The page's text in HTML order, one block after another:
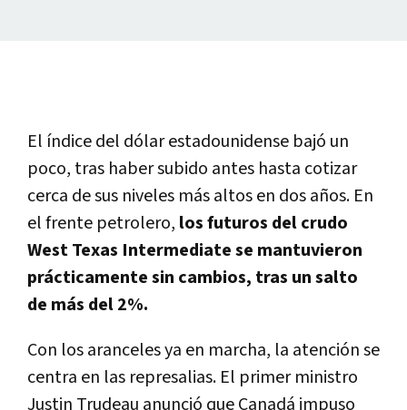
El índice del dólar estadounidense bajó un
poco, tras haber subido antes hasta cotizar
cerca de sus niveles más altos en dos años. En
el frente petrolero, los futuros del crudo
West Texas Intermediate se mantuvieron
prácticamente sin cambios, tras un salto
de más del 2%.
Con los aranceles ya en marcha, la atención se
centra en las represalias. El primer ministro
Justin Trudeau anunció que Canadá impuso